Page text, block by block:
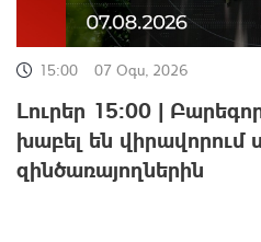
15:00 07 Օգս, 2026
Լուրեր 15:00 |
խաբել են
զինծառայողներին